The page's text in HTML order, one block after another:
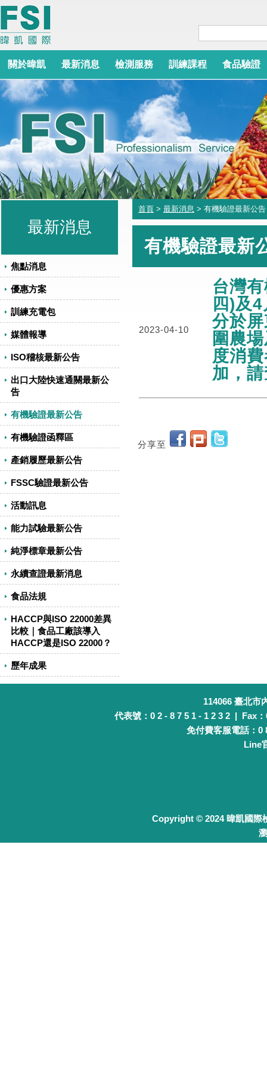
關於暐凱 最新消息 檢測服務 訓練課程 食品驗證
最新消息
焦點消息
優惠方案
訓練充電包
媒體報導
ISO稽核最新公告
出口大陸快速通關最新公
告
有機驗證最新公告
有機驗證函釋區
產銷履歷最新公告
FSSC驗證最新公告
活動訊息
能力試驗最新公告
純淨標章最新公告
永續查證最新消息
食品法規
HACCP與ISO 22000差異
比較｜食品工廠該導入
HACCP還是ISO 22000？
歷年成果
首頁 > 最新消息 > 有機驗證最新公告
有機驗證最新
2023-04-10
台灣
四)及
分於
圍農
度消
加，
分享至
114066 臺北市
代表號：0 2 - 8 7 5 1 - 1 2 3 2 | Fax
免付費客服電話：0
Line
Copyright © 2024 暐凱國際